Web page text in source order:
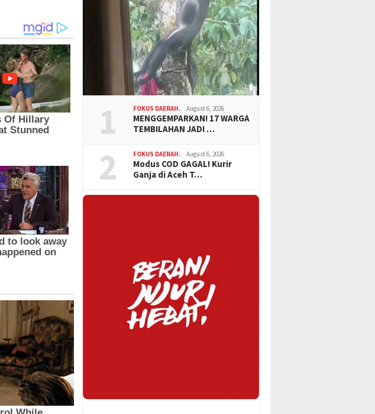
1 FOKUS DAERAH. August 6, 2026
MENGGEMPARKAN! 17 WARGA
TEMBILAHAN JADI …
2 FOKUS DAERAH. August 6, 2026
Modus COD GAGAL! Kurir
Ganja di Aceh T…